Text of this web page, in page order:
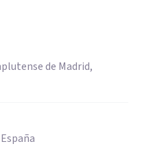
de Madrid,